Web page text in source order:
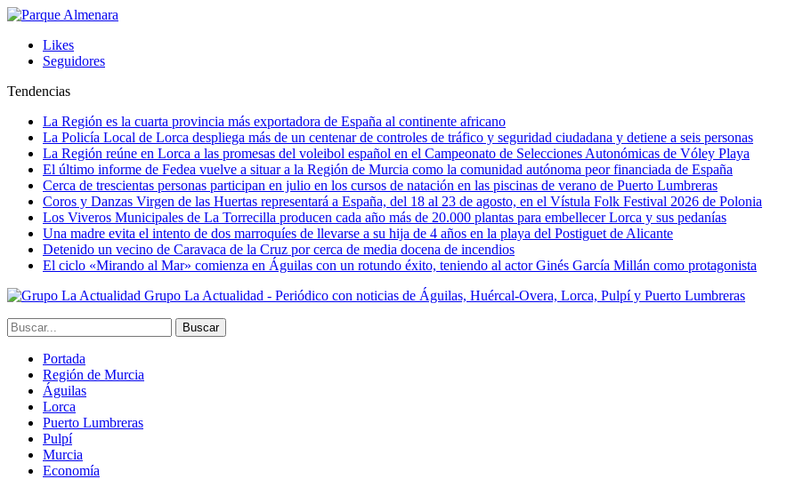
Likes
Seguidores
Tendencias
La Región es la cuarta provincia más exportadora de España al continente africano
La Policía Local de Lorca despliega más de un centenar de controles de tráfico y seguridad ciudadana y detiene a seis personas
La Región reúne en Lorca a las promesas del voleibol español en el Campeonato de Selecciones Autonómicas de Vóley Playa
El último informe de Fedea vuelve a situar a la Región de Murcia como la comunidad autónoma peor financiada de España
Cerca de trescientas personas participan en julio en los cursos de natación en las piscinas de verano de Puerto Lumbreras
Coros y Danzas Virgen de las Huertas representará a España, del 18 al 23 de agosto, en el Vístula Folk Festival 2026 de Polonia
Los Viveros Municipales de La Torrecilla producen cada año más de 20.000 plantas para embellecer Lorca y sus pedanías
Una madre evita el intento de dos marroquíes de llevarse a su hija de 4 años en la playa del Postiguet de Alicante
Detenido un vecino de Caravaca de la Cruz por cerca de media docena de incendios
El ciclo «Mirando al Mar» comienza en Águilas con un rotundo éxito, teniendo al actor Ginés García Millán como protagonista
Grupo La Actualidad - Periódico con noticias de Águilas, Huércal-Overa, Lorca, Pulpí y Puerto Lumbreras
Portada
Región de Murcia
Águilas
Lorca
Puerto Lumbreras
Pulpí
Murcia
Economía